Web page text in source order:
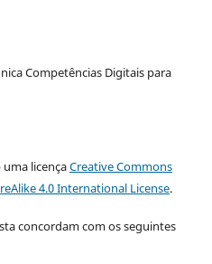
Competências Digitais para
licençaCreative Commons
4.0 International License.
concordam com os seguintes